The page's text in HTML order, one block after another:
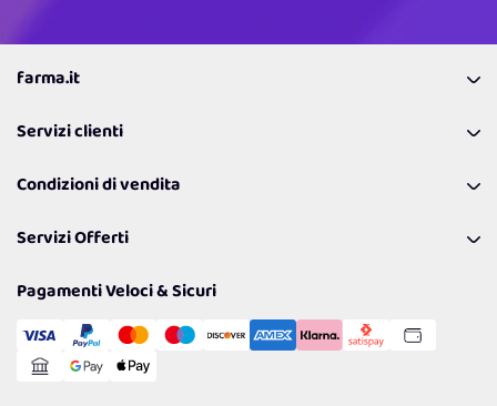
farma.it
Coupon
Lavora con noi
Politiche per la parità di genere
Servizi clienti
Richiamami
Resi
Condizioni di vendita
Spedizioni
Cookie Policy
Gestisci Cookie
Servizi Offerti
Reso Facile e Veloce
Pagamenti Veloci & Sicuri